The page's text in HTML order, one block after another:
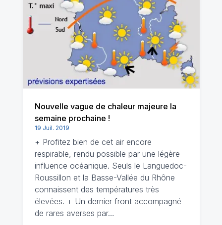
Nouvelle vague de chaleur majeure la
semaine prochaine !
19 Juil. 2019
+ Profitez bien de cet air encore
respirable, rendu possible par une légère
influence océanique. Seuls le Languedoc-
Roussillon et la Basse-Vallée du Rhône
connaissent des températures très
élevées. + Un dernier front accompagné
de rares averses par…